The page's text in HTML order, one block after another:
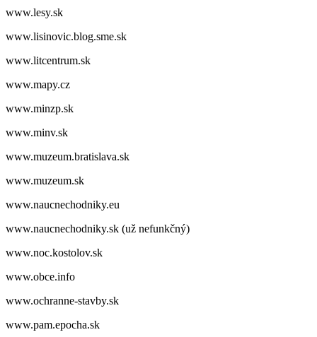
www.lesy.sk
www.lisinovic.blog.sme.sk
www.litcentrum.sk
www.mapy.cz
www.minzp.sk
www.minv.sk
www.muzeum.bratislava.sk
www.muzeum.sk
www.naucnechodniky.eu
www.naucnechodniky.sk (už nefunkčný)
www.noc.kostolov.sk
www.obce.info
www.ochranne-stavby.sk
www.pam.epocha.sk